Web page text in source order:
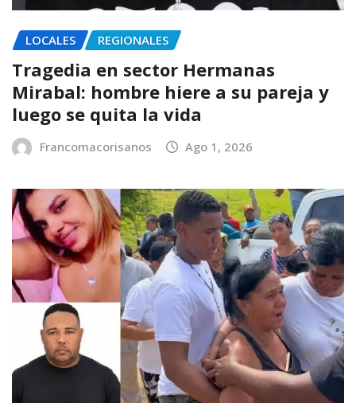
LOCALES REGIONALES
Tragedia en sector Hermanas
Mirabal: hombre hiere a su pareja y
luego se quita la vida
Francomacorisanos Ago 1, 2026